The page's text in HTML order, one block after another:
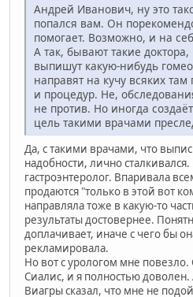
Андрей Иванович, ну это
попался вам. Он
помогает. Возможно, и на
А так, бывают такие доктора,
выпишут какую-нибудь
направят на кучу всяких
и процедур. Не,
не против. Но иногда
цель такими врачами
Да, с такими врачами, что
надобности, лично
гастроэнтеролог. Впаривала
продаются "только в этой вот
направляла тоже в какую-то
результаты достовернее.
доплачивает, иначе с чего бы
рекламировала.
Но вот с урологом мне
Сиалис, и я полностью доволен.
Виагры сказал, что мне не